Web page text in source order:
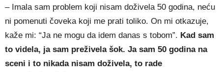
– Imala sam problem koji nisam doživela 50 godina, neću
ni pomenuti čoveka koji me prati toliko. On mi otkazuje,
kaže mi: “Ja ne mogu da idem danas s tobom”. Kad sam
to videla, ja sam preživela šok. Ja sam 50 godina na
sceni i to nikada nisam doživela, to rade